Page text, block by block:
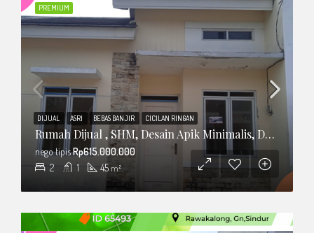
Rumah Dijual , SHM, Desain Apik Minimalis, Dalam Cluster
2 1 45 m²
nego tipisRp615.000.000
DIJUAL ASRI BEBAS BANJIR CICILAN RINGAN
PREMIUM